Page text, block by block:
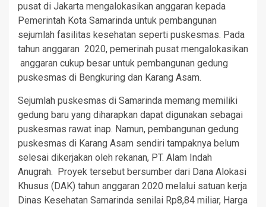
pusat di Jakarta mengalokasikan anggaran kepada
Pemerintah Kota Samarinda untuk pembangunan
sejumlah fasilitas kesehatan seperti puskesmas. Pada
tahun anggaran 2020, pemerinah pusat mengalokasikan
anggaran cukup besar untuk pembangunan gedung
puskesmas di Bengkuring dan Karang Asam.
Sejumlah puskesmas di Samarinda memang memiliki
gedung baru yang diharapkan dapat digunakan sebagai
puskesmas rawat inap. Namun, pembangunan gedung
puskesmas di Karang Asam sendiri tampaknya belum
selesai dikerjakan oleh rekanan, PT. Alam Indah
Anugrah. Proyek tersebut bersumber dari Dana Alokasi
Khusus (DAK) tahun anggaran 2020 melalui satuan kerja
Dinas Kesehatan Samarinda senilai Rp8,84 miliar, Harga